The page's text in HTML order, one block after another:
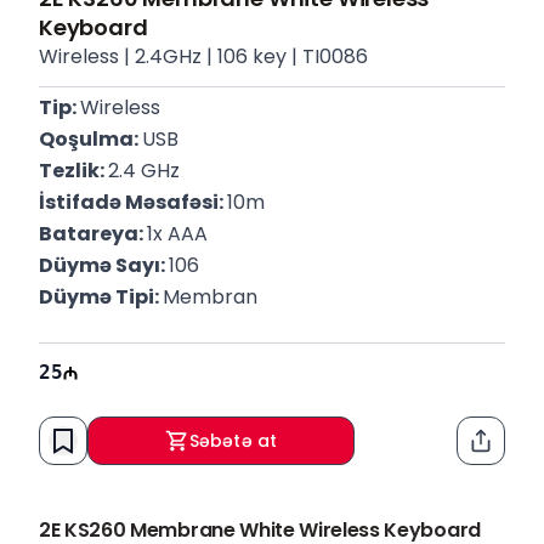
Keyboard
Wireless | 2.4GHz | 106 key | TI0086
Tip: Wireless
Qoşulma: USB
Tezlik: 2.4 GHz
İstifadə Məsafəsi: 10m
Batareya: 1x AAA
Düymə Sayı: 106
Düymə Tipi: Membran
25
Səbətə at
2E KS260 Membrane White Wireless Keyboard